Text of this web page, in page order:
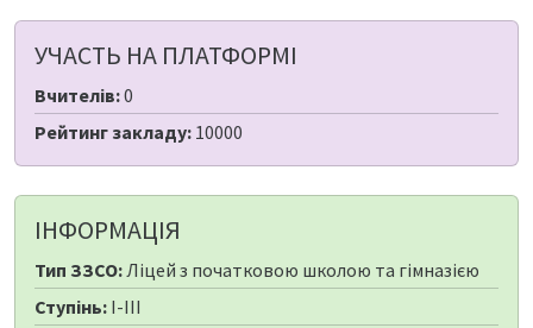
УЧАСТЬ НА ПЛАТФОРМІ
Вчителів:0
Рейтинг закладу: 10000
ІНФОРМАЦІЯ
Тип ЗЗСО:Ліцей з початковою школою та гімназією
Ступінь: I-III